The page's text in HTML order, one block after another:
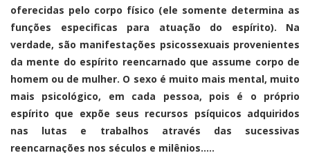
oferecidas pelo corpo físico (ele somente determina as
funções especificas para atuação do espírito). Na
verdade, são manifestações psicossexuais provenientes
da mente do espírito reencarnado que assume corpo de
homem ou de mulher. O sexo é muito mais mental, muito
mais psicológico, em cada pessoa, pois é o próprio
espírito que expõe seus recursos psíquicos adquiridos
nas lutas e trabalhos através das sucessivas
reencarnações nos séculos e milênios…..